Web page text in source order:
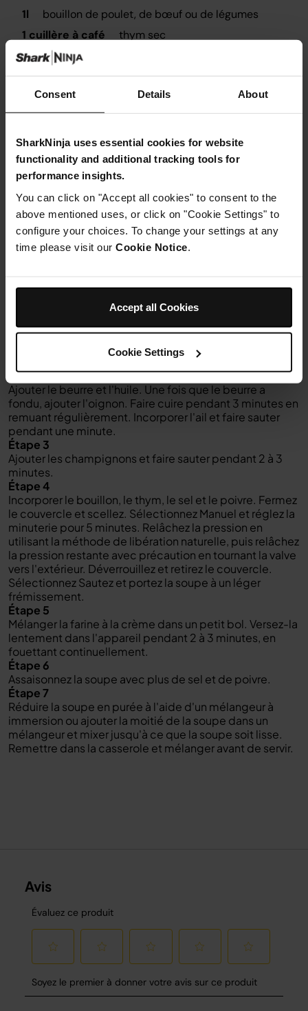
Consent Details About
SharkNinja uses essential cookies for website
functionality and additional tracking tools for
performance insights.
You can click on "Accept all cookies" to consent to the
above mentioned uses, or click on "Cookie Settings" to
configure your choices. To change your settings at any
time please visit our Cookie Notice
Accept all Cookies
Cookie Settings
1l
bouillon de poulet, de bœuf ou de légumes
1 cuillère à café
thym sec
sel et poivre
4 cuillères à soupe
farine ordinaire
180ml
crème double
Ustensiles nécessaires
Mixeur
Allumez le Foodi et sélectionnez la fonction Saute.
Étape 2
Ajouter le beurre et l'huile. Une fois que le beurre a
fondu, ajouter l'oignon. Faire cuire pendant 3 minutes en
remuant régulièrement. Incorporer l'ail et faire sauter
pendant une minute.
Étape 3
Ajouter les champignons et faire sauter pendant 2 à 3
minutes.
Étape 4
Incorporer le bouillon, le thym, le sel et le poivre. Fermez
le couvercle et scellez. Sélectionnez Manuel et réglez la
minuterie pour 5 minutes. Relâchez la pression en
utilisant la méthode de libération naturelle, puis relâchez
la pression restante avec précaution en tournant la valve
vers l'extérieur. Déverrouillez et retirez le couvercle.
Sélectionnez Sautez et portez la soupe à un léger
frémissement.
Étape 5
Mélanger la farine à la crème dans un petit bol. Versez-la
lentement dans l'appareil pendant 2 à 3 minutes, en
fouettant continuellement.
Étape 6
Assaisonnez la soupe avec plus de sel et de poivre.
Étape 7
Réduire la soupe en purée à l'aide d'un mélangeur à
immersion ou ajouter la moitié de la soupe dans un
mélangeur et mixer jusqu'à ce que la soupe soit lisse.
Remettre dans la casserole et mélanger avant de servir.